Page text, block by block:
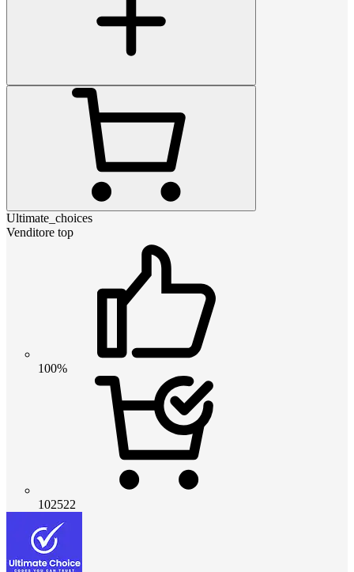
Ultimate_choices
Venditore top
100%
102522